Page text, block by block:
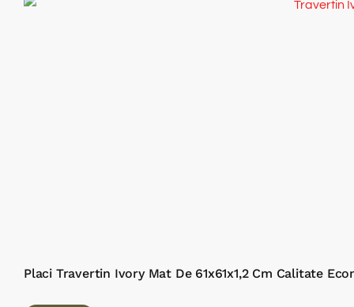
Placi Travertin Ivory Mat De 61x61x1,2 Cm Calitate